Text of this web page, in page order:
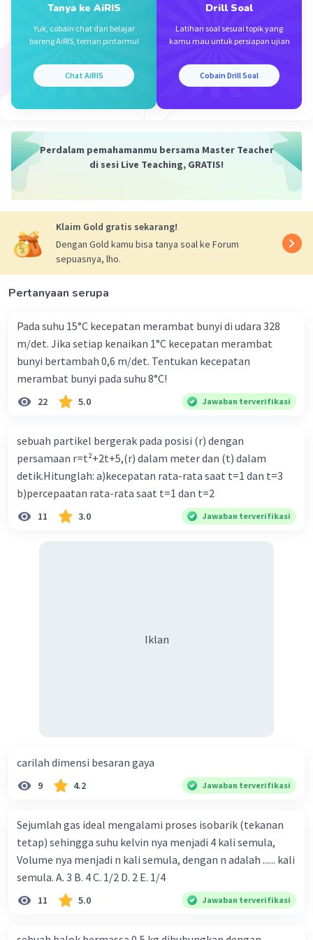
Beri Rating·0.0
Tanya ke AiRIS
Yuk, cobain chat dan belajar
bareng AiRIS, teman pintarmu!
Chat AiRIS
Drill Soal
Latihan soal sesuai topik yang
kamu mau untuk persiapan ujian
Cobain Drill Soal
Perdalam pemahamanmu bersama Master Teacher
di sesi Live Teaching, GRATIS!
Klaim Gold gratis sekarang!
Dengan Gold kamu bisa tanya soal ke Forum
sepuasnya, lho.
Pertanyaan serupa
Pada suhu 15°C kecepatan merambat bunyi di udara 328
m/det. Jika setiap kenaikan 1°C kecepatan merambat
bunyi bertambah 0,6 m/det. Tentukan kecepatan
merambat bunyi pada suhu 8°C!
22 5.0 Jawaban terverifikasi
sebuah partikel bergerak pada posisi (r) dengan
persamaan r=t²+2t+5,(r) dalam meter dan (t) dalam
detik.Hitunglah: a)kecepatan rata-rata saat t=1 dan t=3
b)percepaatan rata-rata saat t=1 dan t=2
11 3.0 Jawaban terverifikasi
Iklan
carilah dimensi besaran gaya
9 4.2 Jawaban terverifikasi
Sejumlah gas ideal mengalami proses isobarik (tekanan
tetap) sehingga suhu kelvin nya menjadi 4 kali semula,
Volume nya menjadi n kali semula, dengan n adalah ...... kali
semula. A. 3 B. 4 C. 1/2 D. 2 E. 1/4
11 5.0 Jawaban terverifikasi